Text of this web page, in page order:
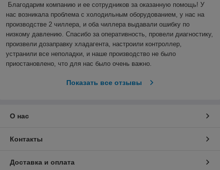
Благодарим компанию и ее сотрудников за оказанную помощь! У
нас возникала проблема с холодильным оборудованием, у нас на
производстве 2 чиллера, и оба чиллера выдавали ошибку по
низкому давлению. Спасибо за оперативность, провели диагностику,
произвели дозаправку хладагента, настроили контроллер,
устранили все неполадки, и наше производство не было
приостановлено, что для нас было очень важно.
Показать все отзывы
О нас
Контакты
Доставка и оплата